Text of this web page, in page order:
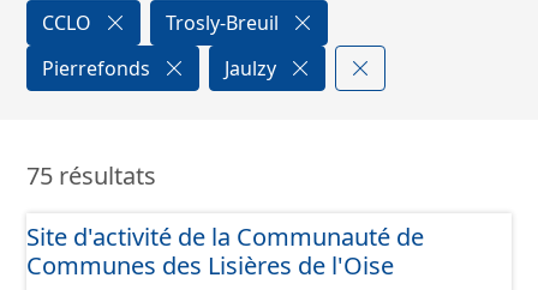
CCLO
Trosly-Breuil
Pierrefonds
Jaulzy
75 résultats
Site d'activité de la Communauté de
Communes des Lisières de l'Oise